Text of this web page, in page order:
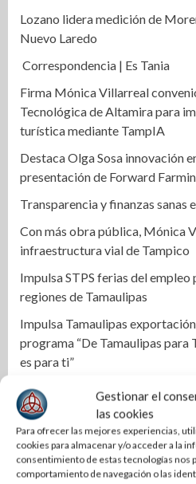
Gestionar el
las cookies
Para ofrecer las mejores experiencias,
cookies para almacenar y/o acceder a la
consentimiento de estas tecnologías nos
comportamiento de navegación o las
Lozano lidera medición de
Nuevo Laredo
Correspondencia | Es Tania
Firma Mónica Villarreal
Tecnológica de Altamira para
turística mediante TampIA
Destaca Olga Sosa innovación
presentación de Forward
Transparencia y finanzas
Con más obra pública, Mónica
infraestructura vial de Tampico
Impulsa STPS ferias del empleo
regiones de Tamaulipas
Impulsa Tamaulipas
programa “De Tamaulipas para
es para ti”
Instala Sector Salud Comité
para garantizar un trato digno y
pacientes
Promueve CEDES Altamira
exposición y venta de